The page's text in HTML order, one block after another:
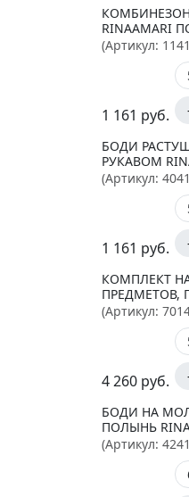
RINAAMARI
(Артикул:
1 161 руб.
БОДИ
РУКАВОМ
(Артикул:
1 161 руб.
КОМПЛЕКТ
ПРЕДМЕТОВ,
(Артикул:
4 260 руб.
БОДИ НА
ПОЛЫНЬ
(Артикул: